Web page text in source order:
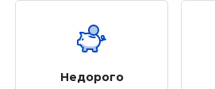
Недорого